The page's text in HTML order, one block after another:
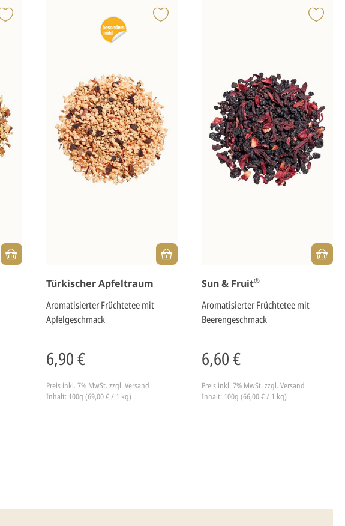
Türkischer Apfeltraum
Aromatisierter Früchtetee mit
Apfelgeschmack
6,90 €
Preis inkl. 7% MwSt.zzgl. Versand
Inhalt: 100g (69,00 € / 1 kg)
Sun & Fruit®
Aromatisierter Früchtetee mit
Beerengeschmack
6,60 €
Preis inkl. 7% MwSt.zzgl. Versand
Inhalt: 100g (66,00 € / 1 kg)